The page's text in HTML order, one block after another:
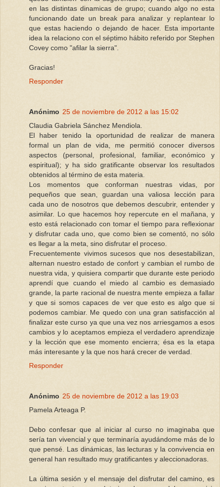
en las distintas dinamicas de grupo; cuando algo no esta
funcionando date un break para analizar y replantear lo
que estas haciendo o dejando de hacer. Esta importante
idea la relaciono con el séptimo hábito referido por Stephen
Covey como "afilar la sierra".
Gracias!
Responder
Anónimo 25 de noviembre de 2012 a las 15:02
Claudia Gabriela Sánchez Mendiola.
El haber tenido la oportunidad de realizar de manera
formal un plan de vida, me permitió conocer diversos
aspectos (personal, profesional, familiar, económico y
espiritual); y ha sido gratificante observar los resultados
obtenidos al término de esta materia.
Los momentos que conforman nuestras vidas, por
pequeños que sean, guardan una valiosa lección para
cada uno de nosotros que debemos descubrir, entender y
asimilar. Lo que hacemos hoy repercute en el mañana, y
esto está relacionado con tomar el tiempo para reflexionar
y disfrutar cada uno, que como bien se comentó, no sólo
es llegar a la meta, sino disfrutar el proceso.
Frecuentemente vivimos sucesos que nos desestabilizan,
alternan nuestro estado de confort y cambian el rumbo de
nuestra vida, y quisiera compartir que durante este periodo
aprendí que cuando el miedo al cambio es demasiado
grande, la parte racional de nuestra mente empieza a fallar
y que si somos capaces de ver que esto es algo que si
podemos cambiar. Me quedo con una gran satisfacción al
finalizar este curso ya que una vez nos arriesgamos a esos
cambios y lo aceptamos empieza el verdadero aprendizaje
y la lección que ese momento encierra; ésa es la etapa
más interesante y la que nos hará crecer de verdad.
Responder
Anónimo 25 de noviembre de 2012 a las 19:03
Pamela Arteaga P.
Debo confesar que al iniciar al curso no imaginaba que
sería tan vivencial y que terminaría ayudándome más de lo
que pensé. Las dinámicas, las lecturas y la convivencia en
general han resultado muy gratificantes y aleccionadoras.
La última sesión y el mensaje del disfrutar del camino, es